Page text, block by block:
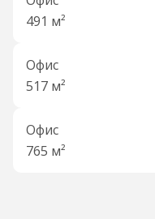
491 м²
Офис
517 м²
Офис
765 м²